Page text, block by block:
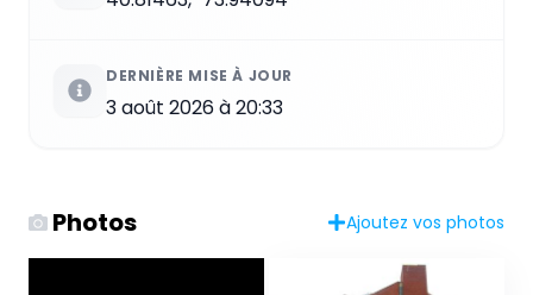
DERNIÈRE MISE À JOUR
3 août 2026 à 20:33
Photos Ajoutez vos photos